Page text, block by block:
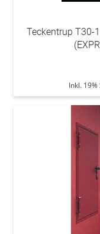
Teckentrup T30-
Inkl.